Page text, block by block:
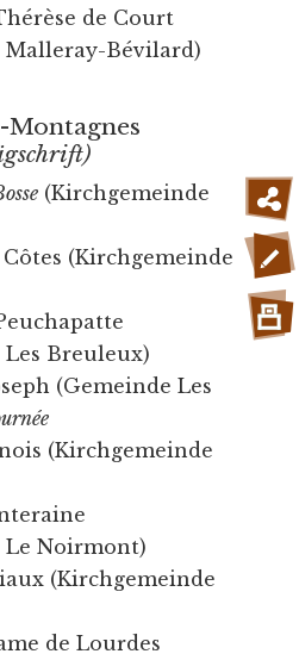
de Court
Malleray-Bévilard)
Montagnes
(Kirchgemeinde
(Kirchgemeinde
Breuleux)
(Gemeinde Les
(Kirchgemeinde
Le Noirmont)
(Kirchgemeinde
de Lourdes